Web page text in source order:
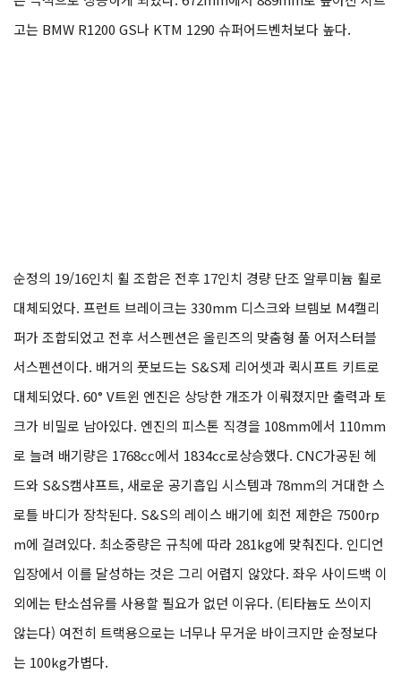
고는 BMW R1200 GS나 KTM 1290 슈퍼어드벤처보다 높다.
순정의 19/16인치 휠 조합은 전후 17인치 경량 단조 알루미늄 휠로
대체되었다. 프런트 브레이크는 330mm 디스크와 브렘보 M4캘리
퍼가 조합되었고 전후 서스펜션은 올린즈의 맞춤형 풀 어저스터블
서스펜션이다. 배거의 풋보드는 S&S제 리어셋과 퀵시프트 키트로
대체되었다. 60° V트윈 엔진은 상당한 개조가 이뤄졌지만 출력과 토
크가 비밀로 남아있다. 엔진의 피스톤 직경을 108mm에서 110mm
로 늘려 배기량은 1768cc에서 1834cc로상승했다. CNC가공된 헤
드와 S&S캠샤프트, 새로운 공기흡입 시스템과 78mm의 거대한 스
로틀 바디가 장착된다. S&S의 레이스 배기에 회전 제한은 7500rp
m에 걸려있다. 최소중량은 규칙에 따라 281kg에 맞춰진다. 인디언
입장에서 이를 달성하는 것은 그리 어렵지 않았다. 좌우 사이드백 이
외에는 탄소섬유를 사용할 필요가 없던 이유다. (티타늄도 쓰이지
않는다) 여전히 트랙용으로는 너무나 무거운 바이크지만 순정보다
는 100kg가볍다.